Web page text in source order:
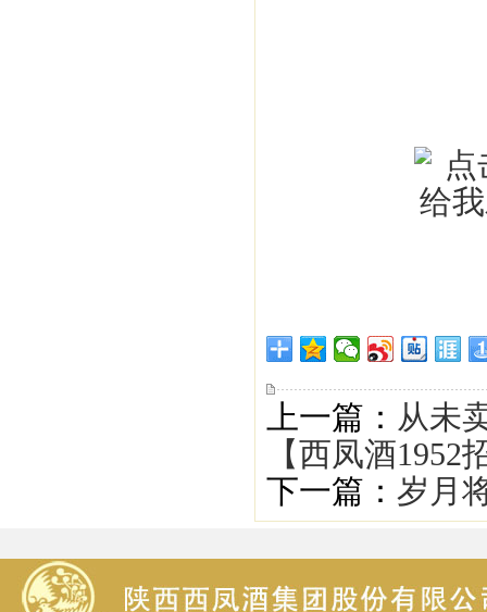
上一篇： 从未
【西凤酒1952
下一篇： 岁月